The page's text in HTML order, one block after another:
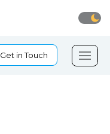
Get in Touch